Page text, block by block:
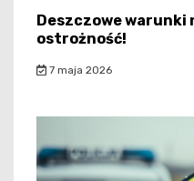
Deszczowe warunki
ostrożność!
7 maja 2026